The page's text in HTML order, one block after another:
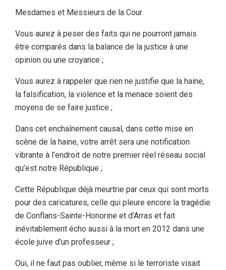
Mesdames et Messieurs de la Cour
Vous aurez à peser des faits qui ne pourront jamais
être comparés dans la balance de la justice à une
opinion ou une croyance ;
Vous aurez à rappeler que rien ne justifie que la haine,
la falsification, la violence et la menace soient des
moyens de se faire justice ;
Dans cet enchaînement causal, dans cette mise en
scène de la haine, votre arrêt sera une notification
vibrante à l’endroit de notre premier réel réseau social
qu’est notre République ;
Cette République déjà meurtrie par ceux qui sont morts
pour des caricatures, celle qui pleure encore la tragédie
de Conflans-Sainte-Honorine et d’Arras et fait
inévitablement écho aussi à la mort en 2012 dans une
école juive d’un professeur ;
Oui, il ne faut pas oublier, même si le terroriste visait